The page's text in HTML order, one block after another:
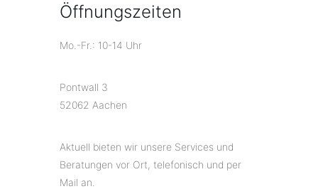
Öffnungszeiten
Mo.-Fr.: 10-14 Uhr
Pontwall 3
52062 Aachen
Aktuell bieten wir unsere Services und
Beratungen vor Ort, telefonisch und per
Mail an.